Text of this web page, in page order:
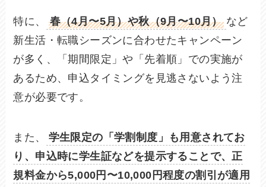
特に、 春（4月〜5月）や秋（9月〜10月） など
新生活・転職シーズンに合わせたキャンペーン
が多く、「期間限定」や「先着順」での実施が
あるため、申込タイミングを見逃さないよう注
意が必要です。
また、
学生限定の「学割制度」も用意されてお
り、申込時に学生証などを提示することで、正
規料金から5,000円〜10,000円程度の割引が適用